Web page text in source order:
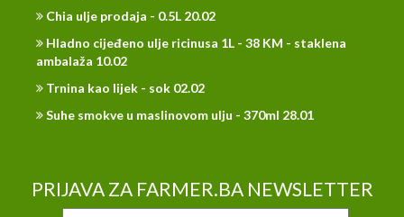
Chia ulje prodaja - 0.5L 20.02
Hladno cijeđeno ulje ricinusa 1L - 38 KM - staklena
ambalaža 10.02
Trnina kao lijek - sok 02.02
Suhe smokve u maslinovom ulju - 370ml 28.01
PRIJAVA ZA FARMER.BA NEWSLETTER